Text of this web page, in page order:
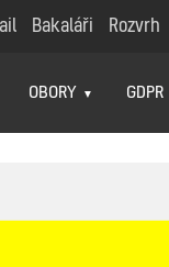
Bakaláři Rozvrh
OBORY GDPR